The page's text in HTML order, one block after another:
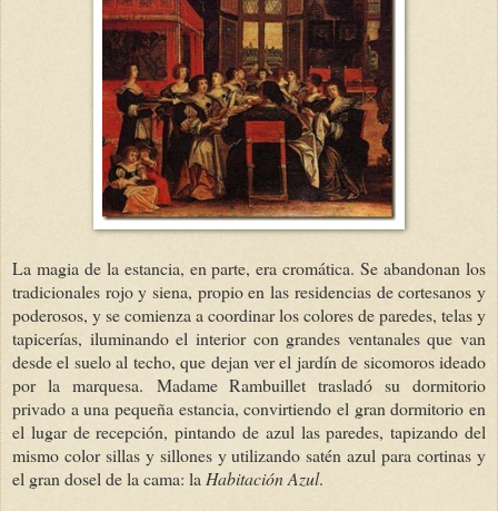
La magia de la estancia, en parte, era cromática. Se abandonan los
tradicionales rojo y siena, propio en las residencias de cortesanos y
poderosos, y se comienza a coordinar los colores de paredes, telas y
tapicerías, iluminando el interior con grandes ventanales que van
desde el suelo al techo, que dejan ver el jardín de sicomoros ideado
por la marquesa. Madame Rambuillet trasladó su dormitorio
privado a una pequeña estancia, convirtiendo el gran dormitorio en
el lugar de recepción, pintando de azul las paredes, tapizando del
mismo color sillas y sillones y utilizando satén azul para cortinas y
el gran dosel de la cama: la Habitación Azul.